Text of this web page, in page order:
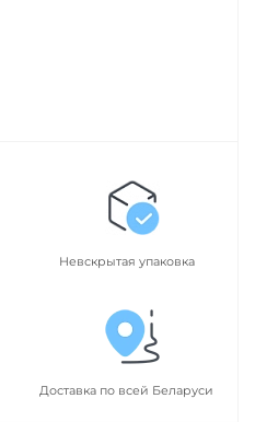
Невскрытая упаковка
Доставка по всей Беларуси